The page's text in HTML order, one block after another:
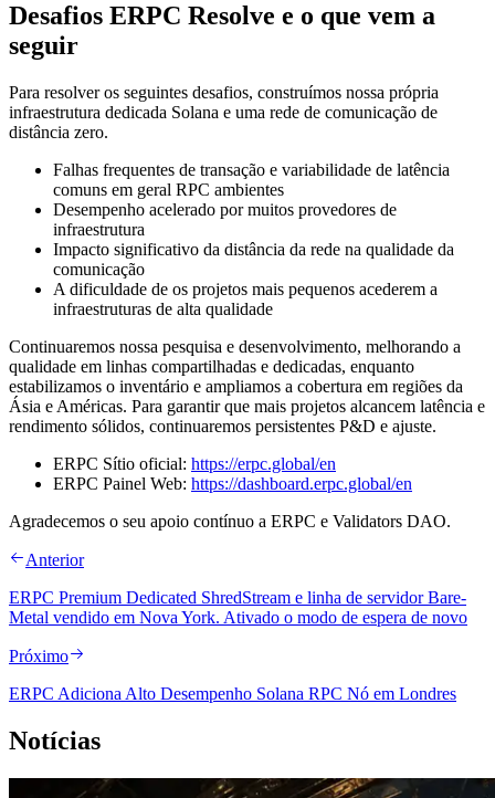
Desafios ERPC Resolve e o que vem a
seguir
Para resolver os seguintes desafios, construímos nossa própria
infraestrutura dedicada Solana e uma rede de comunicação de
distância zero.
Falhas frequentes de transação e variabilidade de latência
comuns em geral RPC ambientes
Desempenho acelerado por muitos provedores de
infraestrutura
Impacto significativo da distância da rede na qualidade da
comunicação
A dificuldade de os projetos mais pequenos acederem a
infraestruturas de alta qualidade
Continuaremos nossa pesquisa e desenvolvimento, melhorando a
qualidade em linhas compartilhadas e dedicadas, enquanto
estabilizamos o inventário e ampliamos a cobertura em regiões da
Ásia e Américas. Para garantir que mais projetos alcancem latência e
rendimento sólidos, continuaremos persistentes P&D e ajuste.
ERPC Sítio oficial: https://erpc.global/en
ERPC Painel Web: https://dashboard.erpc.global/en
Agradecemos o seu apoio contínuo a ERPC e Validators DAO.
Anterior
ERPC Premium Dedicated ShredStream e linha de servidor Bare-
Metal vendido em Nova York. Ativado o modo de espera de novo
Próximo
ERPC Adiciona Alto Desempenho Solana RPC Nó em Londres
Notícias